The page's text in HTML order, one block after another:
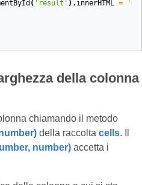
( 'result' ). innerHTML =
della colonna
chiamando il metodo
della raccolta cells. Il
number) accetta i